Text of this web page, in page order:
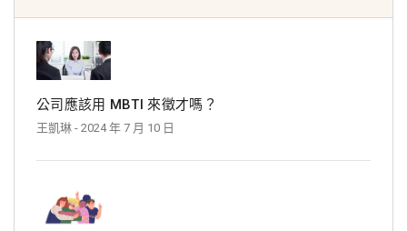
公司應該用 MBTI 來徵才嗎？
王凱琳 - 2024 年 7 月 10 日